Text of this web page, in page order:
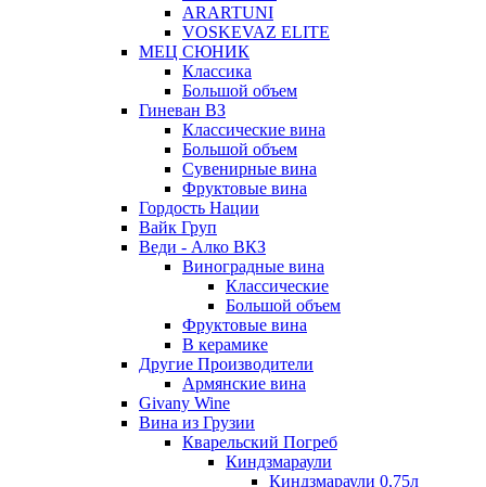
ARARTUNI
VOSKEVAZ ELITE
МЕЦ СЮНИК
Классика
Большой объем
Гиневан ВЗ
Классические вина
Большой объем
Сувенирные вина
Фруктовые вина
Гордость Нации
Вайк Груп
Веди - Алко ВКЗ
Виноградные вина
Классические
Большой объем
Фруктовые вина
В керамике
Другие Производители
Армянские вина
Givany Wine
Вина из Грузии
Кварельский Погреб
Киндзмараули
Киндзмараули 0,75л